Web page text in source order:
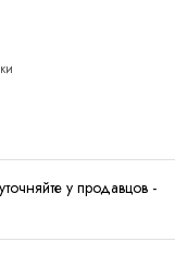
у продавцов -